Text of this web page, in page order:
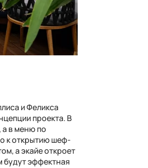
и Феликса
проекта. В
в меню по
к открытию шеф-
а экайе откроет
будут эффектная